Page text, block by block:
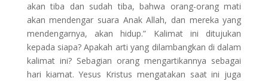
akan tiba dan sudah tiba, bahwa orang-orang mati
akan mendengar suara Anak Allah, dan mereka yang
mendengarnya, akan hidup.” Kalimat ini ditujukan
kepada siapa? Apakah arti yang dilambangkan di dalam
kalimat ini? Sebagian orang mengartikannya sebagai
hari kiamat. Yesus Kristus mengatakan saat ini juga